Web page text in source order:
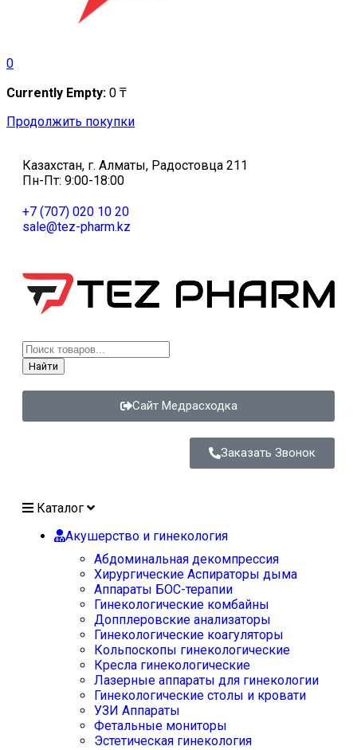
0
Currently Empty: 0 ₸
Продолжить покупки
Казахстан, г. Алматы, Радостовца 211
Пн-Пт: 9:00-18:00
+7 (707) 020 10 20
sale@tez-pharm.kz
Найти
Сайт Медрасходка
Заказать Звонок
Каталог
Акушерство и гинекология
Абдоминальная декомпрессия
Хирургические Аспираторы дыма
Аппараты БОС-терапии
Гинекологические комбайны
Допплеровские анализаторы
Гинекологические коагуляторы
Кольпоскопы гинекологические
Кресла гинекологические
Лазерные аппараты для гинекологии
Гинекологические столы и кровати
УЗИ Аппараты
Фетальные мониторы
Эстетическая гинекология